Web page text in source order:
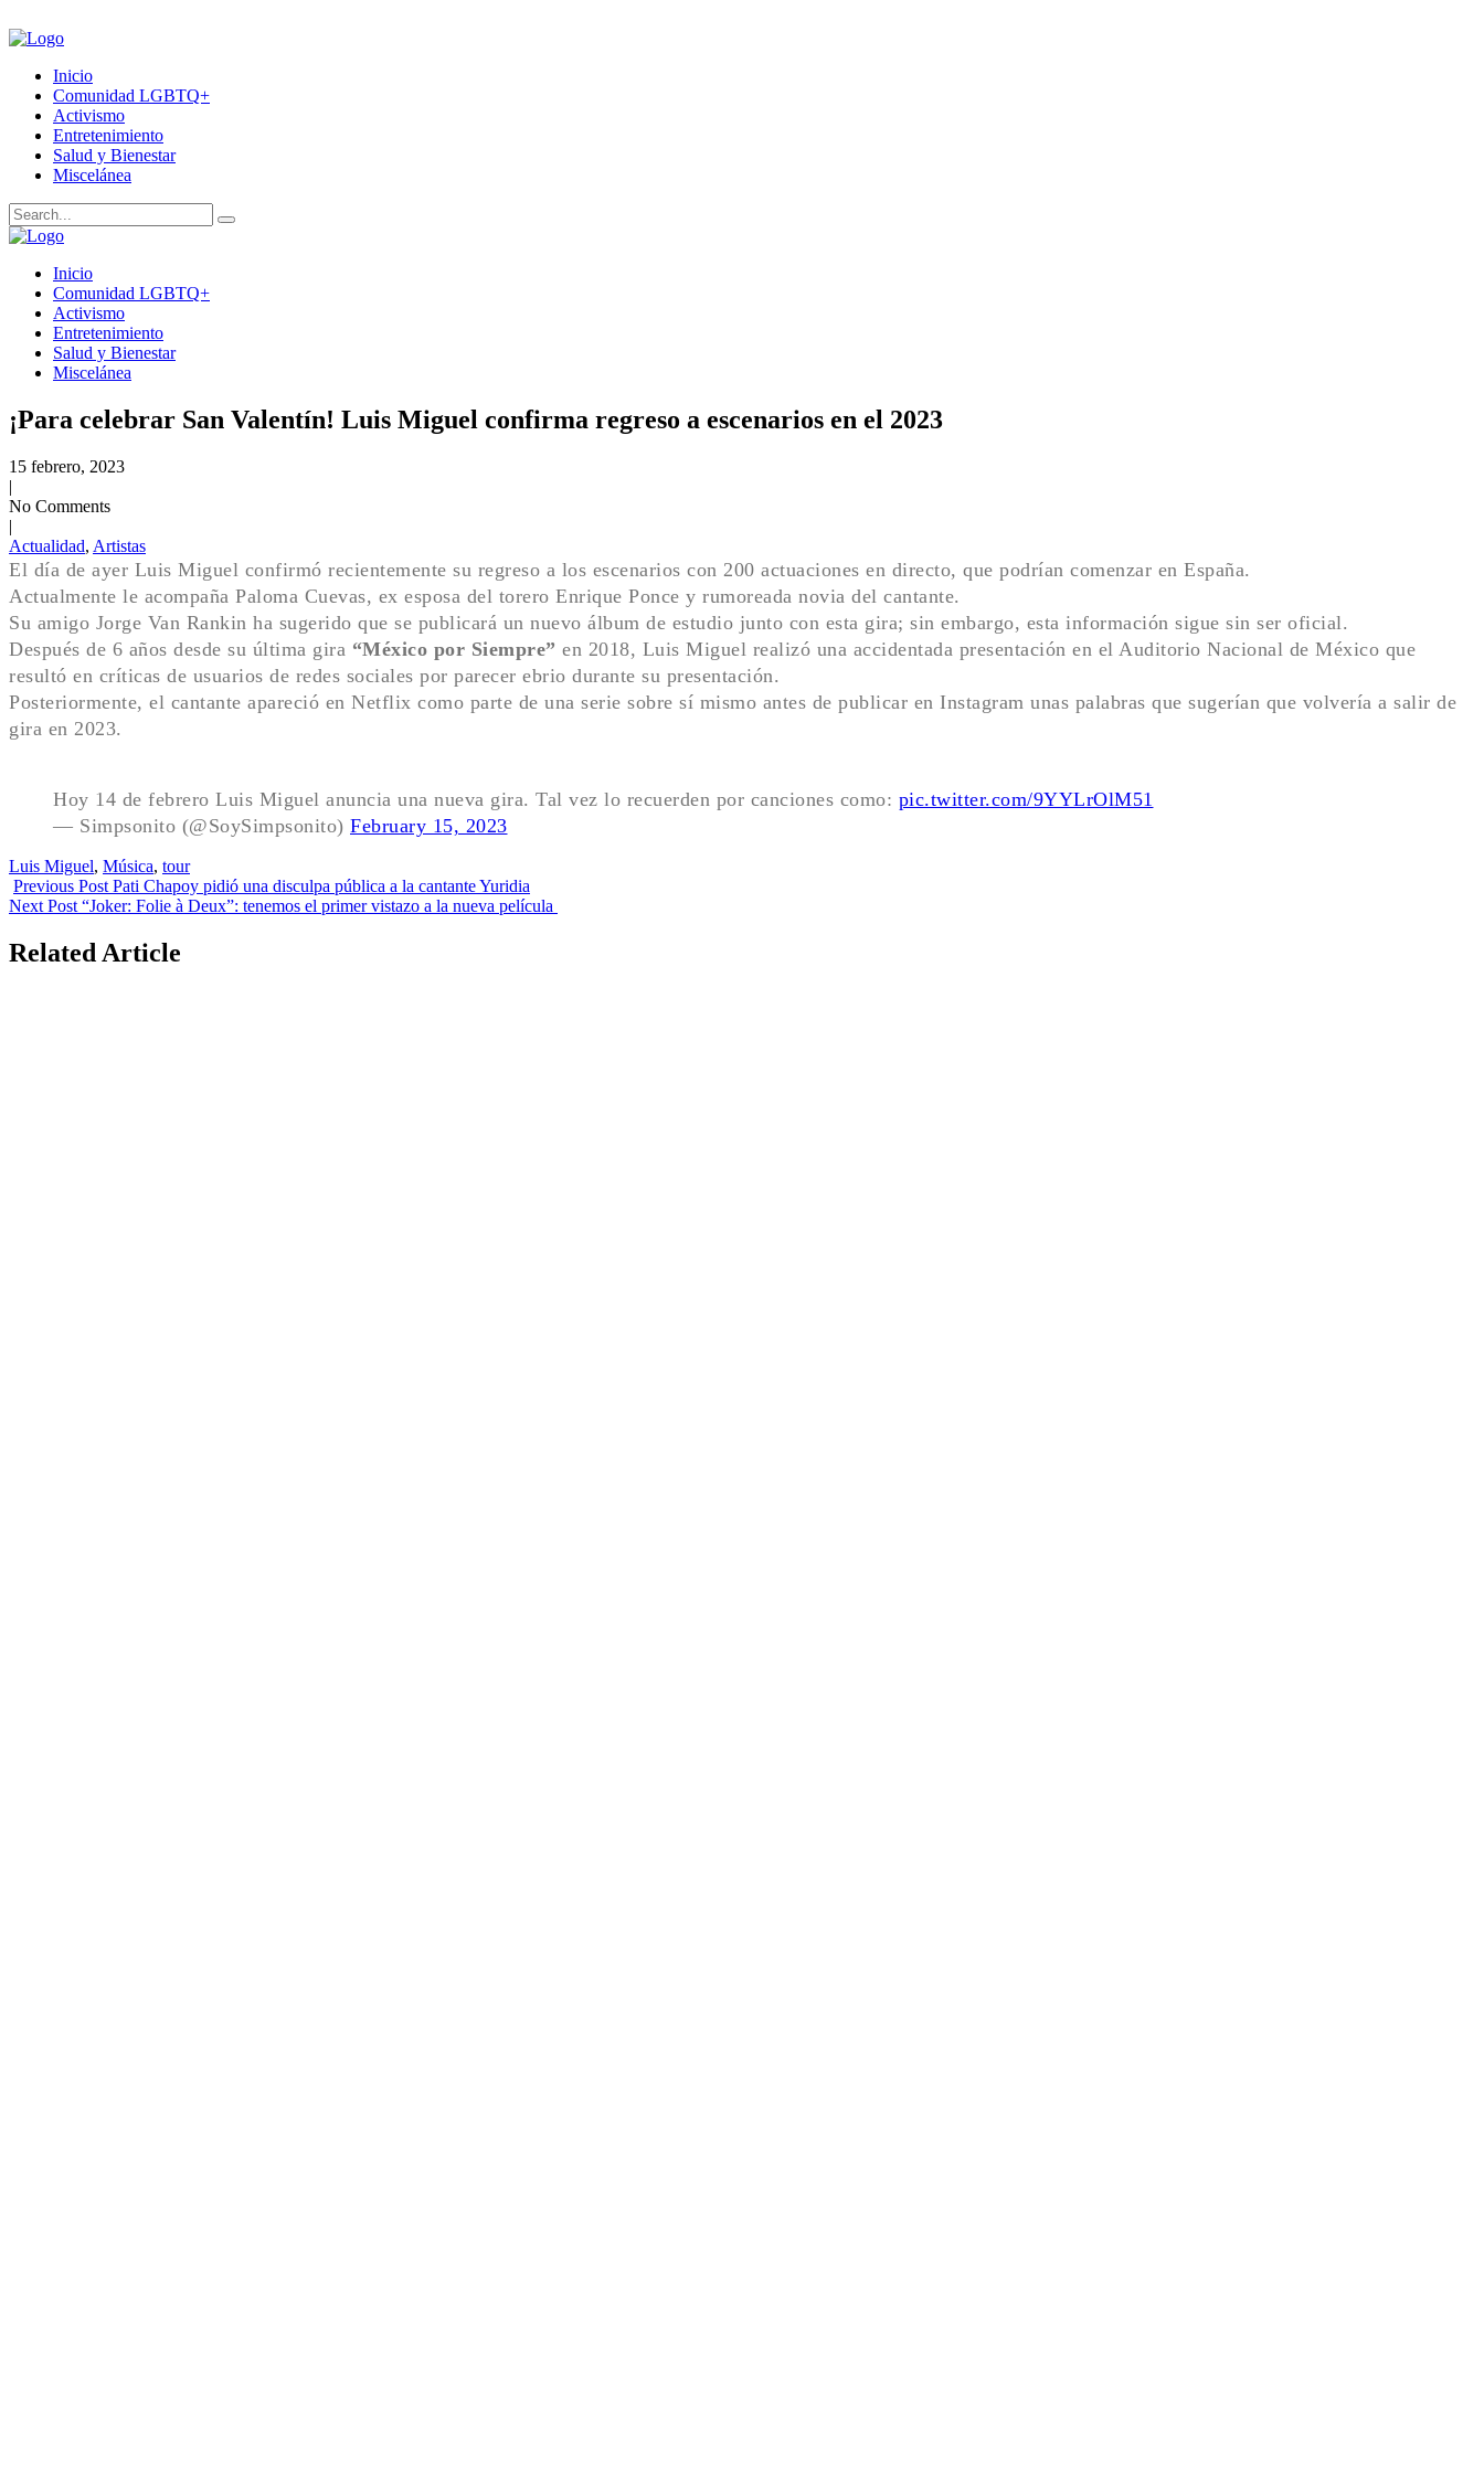
Inicio
Comunidad LGBTQ+
Activismo
Entretenimiento
Salud y Bienestar
Miscelánea
Inicio
Comunidad LGBTQ+
Activismo
Entretenimiento
Salud y Bienestar
Miscelánea
¡Para celebrar San Valentín! Luis Miguel confirma regreso a escenarios en el 2023
15 febrero, 2023
|
No Comments
|
Actualidad, Artistas
El día de ayer Luis Miguel confirmó recientemente su regreso a los escenarios con 200 actuaciones en directo, que podrían comenzar en España.
Actualmente le acompaña Paloma Cuevas, ex esposa del torero Enrique Ponce y rumoreada novia del cantante.
Su amigo Jorge Van Rankin ha sugerido que se publicará un nuevo álbum de estudio junto con esta gira; sin embargo, esta información sigue sin ser oficial.
Después de 6 años desde su última gira “México por Siempre” en 2018, Luis Miguel realizó una accidentada presentación en el Auditorio Nacional de México que
resultó en críticas de usuarios de redes sociales por parecer ebrio durante su presentación.
Posteriormente, el cantante apareció en Netflix como parte de una serie sobre sí mismo antes de publicar en Instagram unas palabras que sugerían que volvería a salir de
gira en 2023.
Hoy 14 de febrero Luis Miguel anuncia una nueva gira. Tal vez lo recuerden por canciones como: pic.twitter.com/9YYLrOlM51
— Simpsonito (@SoySimpsonito) February 15, 2023
Tags:
Luis Miguel, Música, tour
Previous Post Pati Chapoy pidió una disculpa pública a la cantante Yuridia
Next Post “Joker: Folie à Deux”: tenemos el primer vistazo a la nueva película
Related Article